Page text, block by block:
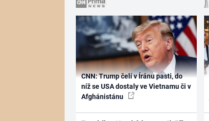
CNN: Trump čelí v Íránu pasti, do
níž se USA dostaly ve Vietnamu či v
Afghánistánu